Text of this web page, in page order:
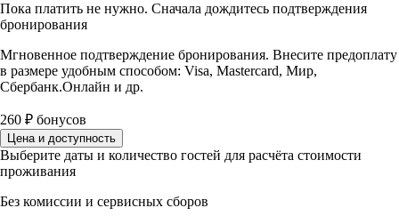
Пока платить не нужно. Сначала дождитесь подтверждения
бронирования
Мгновенное подтверждение бронирования. Внесите предоплату
в размере удобным способом: Visa, Mastercard, Мир,
Сбербанк.Онлайн и др.
260 ₽ бонусов
Цена и доступность
Выберите даты и количество гостей для расчёта стоимости
проживания
Без комиссии и сервисных сборов